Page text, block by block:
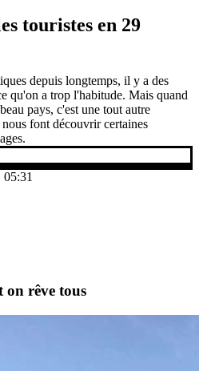
touristes en 29
depuis longtemps, il y a des
qu'on a trop l'habitude. Mais quand
pays, c'est une tout autre
font découvrir certaines
on rêve tous